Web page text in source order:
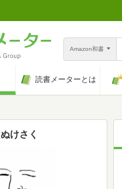
Amazon和書
読書メーターとは
ぬけさく